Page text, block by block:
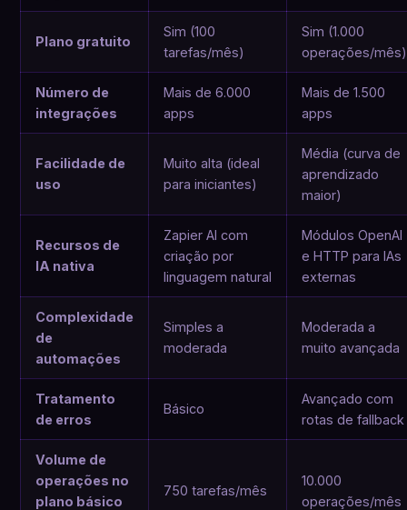
Plano gratuito
Sim (100
tarefas/mês)
Sim (1.000
operações/mês)
Número de
integrações
Mais de 6.000
apps
Mais de 1.500
apps
Facilidade de
uso
Muito alta (ideal
para iniciantes)
Média (curva de
aprendizado
maior)
Recursos de
IA nativa
Zapier AI com
criação por
linguagem natural
Módulos OpenAI
e HTTP para IAs
externas
Complexidade
de
automações
Simples a
moderada
Moderada a
muito avançada
Tratamento
de erros
Básico
Avançado com
rotas de fallback
Volume de
operações no
plano básico
750 tarefas/mês
10.000
operações/mês